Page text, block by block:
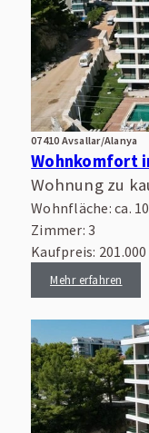
07410 Avsallar/Alanya
Wohnung zu
Wohnfläche: ca.
Zimmer: 3
Kaufpreis: 201.000
Mehr erfahren